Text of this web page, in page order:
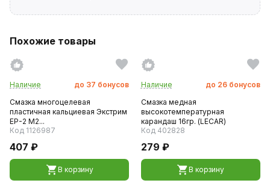
Похожие товары
Наличие до 37 бонусов
Смазка многоцелевая
пластичная кальциевая Экстрим
ЕР-2 М2...
Код 1126987
407 ₽
В корзину
Наличие до 26 бонусов
Смазка медная
высокотемпературная
карандаш 16гр. (LECAR)
Код 402828
279 ₽
В корзину